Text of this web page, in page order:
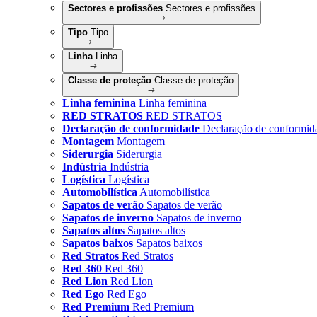
Sectores e profissões Sectores e profissões
Tipo Tipo
Linha Linha
Classe de proteção Classe de proteção
Linha feminina Linha feminina
RED STRATOS RED STRATOS
Declaração de conformidade Declaração de
Montagem Montagem
Siderurgia Siderurgia
Indústria Indústria
Logística Logística
Automobilística Automobilística
Sapatos de verão Sapatos de verão
Sapatos de inverno Sapatos de inverno
Sapatos altos Sapatos altos
Sapatos baixos Sapatos baixos
Red Stratos Red Stratos
Red 360 Red 360
Red Lion Red Lion
Red Ego Red Ego
Red Premium Red Premium